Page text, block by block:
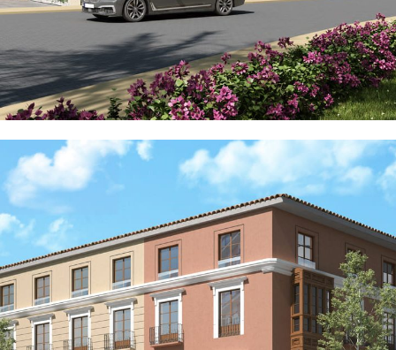
Promociones Inmobiliarias